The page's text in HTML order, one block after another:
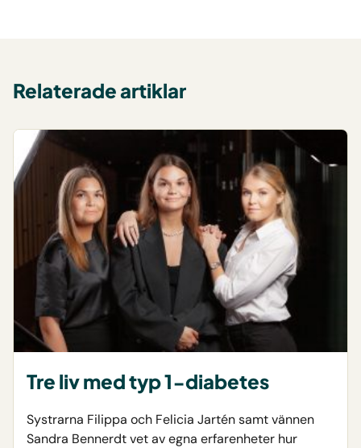
Relaterade artiklar
Tre liv med typ 1-diabetes
Systrarna Filippa och Felicia Jartén samt vännen
Sandra Bennerdt vet av egna erfarenheter hur